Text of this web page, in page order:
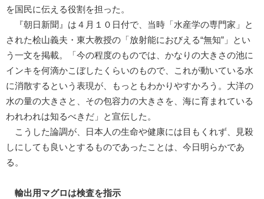
を国民に伝える役割を担った。
『朝日新聞』は４月１０日付で、当時「水産学の専門家」と
された桧山義夫・東大教授の「放射能におびえる“無知”」とい
う一文を掲載。「今の程度のものでは、かなりの大きさの池に
インキを何滴かこぼしたくらいのもので、これが動いている水
に消散するという表現が、もっともわかりやすかろう。大洋の
水の量の大きさと、その包容力の大きさを、海に育まれている
われわれは知るべきだ」と宣伝した。
こうした論調が、日本人の生命や健康には目もくれず、見殺
しにしても良いとするものであったことは、今日明らかであ
る。
輸出用マグロは検査を指示